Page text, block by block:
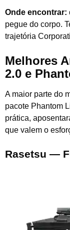
Onde encontrar:
pegue do corpo.
trajetória
Melhores
2.0 e
A maior parte do
pacote Phantom
prática,
que valem o
Rasetsu —